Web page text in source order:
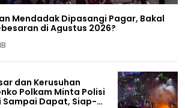
Mendadak Dipasangi Pagar, Bakal
di Agustus 2026?
dan Kerusuhan
Polkam Minta Polisi
Sampai Dapat, Siap-